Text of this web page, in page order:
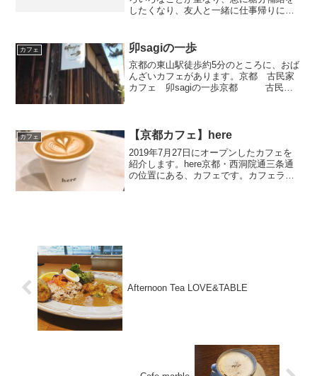
したくなり、友人と一緒に仕事帰りに立
チョコレートソースが選べます。今回
は、チョコレートソ...
カフェ 卯sagiの一歩
京都の東山駅徒歩約5分のところに、おば
んざいカフェがあります。京都 古民家
カフェ 卯sagiの一歩京都 古民家
カフェ 【京都カフェ】here
2019年7月27日にオープンしたカフェを
紹介します。here京都・西洞院通三条通
の位置にある、カフェです。カフェラテ
Afternoon Tea LOVE&TABLE